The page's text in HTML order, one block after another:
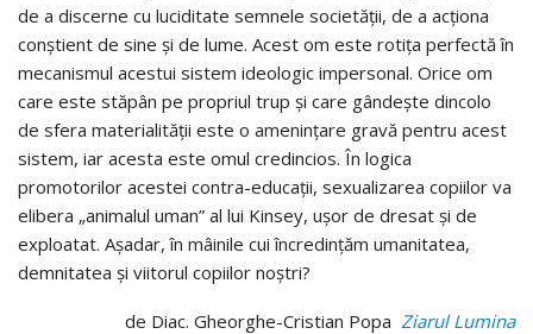
de a discerne cu luciditate semnele societății, de a acționa
conștient de sine și de lume. Acest om este rotița perfectă în
mecanismul acestui sistem ideologic impersonal. Orice om
care este stăpân pe propriul trup și care gândește dincolo
de sfera materialității este o amenințare gravă pentru acest
sistem, iar acesta este omul credincios. În logica
promotorilor acestei contra-educații, sexualizarea copiilor va
elibera „animalul uman” al lui Kinsey, ușor de dresat și de
exploatat. Așadar, în mâinile cui încredințăm umanitatea,
demnitatea și viitorul copiilor noștri?
de Diac. Gheorghe-Cristian Popa Ziarul Lumina